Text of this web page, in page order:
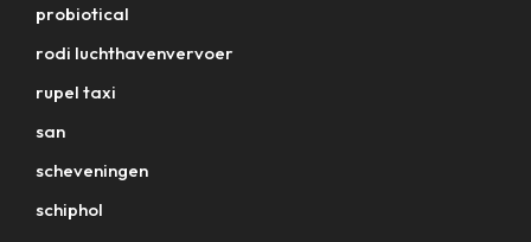
probiotical
rodi luchthavenvervoer
rupel taxi
san
scheveningen
schiphol